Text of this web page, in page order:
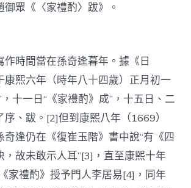
眾《〈家禮酌〉跋》。
作時間當在孫奇逢暮年。據《日
康熙六年（時年八十四歲）正月初一
十一日“《家禮酌》成”，十五日、二
、跋。[2]但到康熙八年（1669）
奇逢仍在《復崔玉階》書中說“有《四
，故未敢示人耳”[3]，直至康熙十年
家禮酌》授予門人李居易[4]，同年